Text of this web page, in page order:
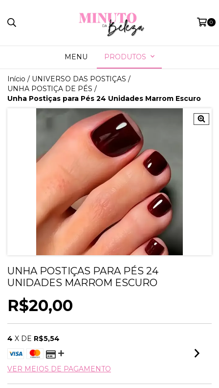
0
MENU PRODUTOS
Início / UNIVERSO DAS POSTIÇAS /
UNHA POSTIÇA DE PÉS /
Unha Postiças para Pés 24 Unidades Marrom Escuro
UNHA POSTIÇAS PARA PÉS 24
UNIDADES MARROM ESCURO
R$20,00
4 X DE R$5,54
VER MEIOS DE PAGAMENTO